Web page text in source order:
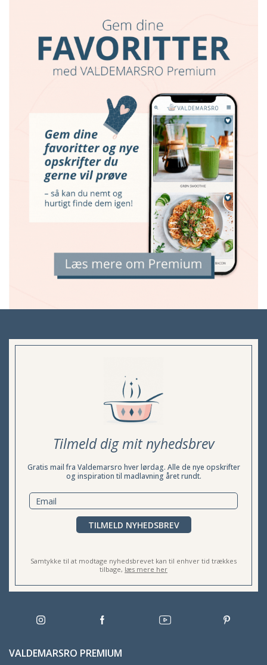
Tilmeld dig mit nyhedsbrev
Gratis mail fra Valdemarsro hver lørdag. Alle de nye opskrifter
og inspiration til madlavning året rundt.
TILMELD NYHEDSBREV
Samtykke til at modtage nyhedsbrevet kan til enhver tid trækkes
tilbage, læs mere her
VALDEMARSRO PREMIUM